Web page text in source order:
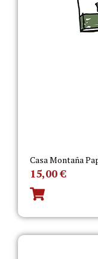
Casa Montaña
15,00€